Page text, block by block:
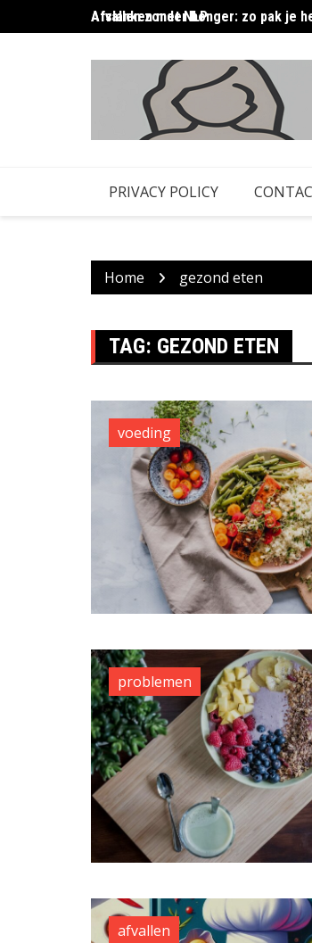
to
Afslanken met NLP
Afvallen zonder honger: zo pak je
PRIVACY POLICY
Home gezond eten
TAG: GEZOND ETEN
voeding
problemen
afvallen